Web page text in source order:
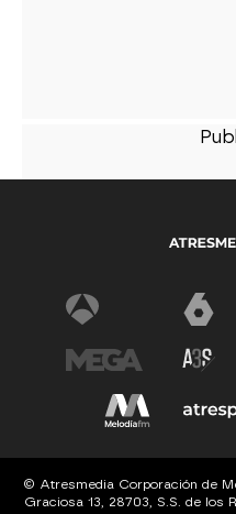
© Atresmedia Corporación de
Graciosa 13, 28703, S.S. de los